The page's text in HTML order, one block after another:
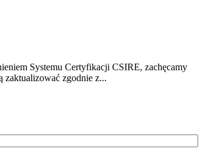
Systemu Certyfikacji CSIRE, zachęcamy
zgodnie z...